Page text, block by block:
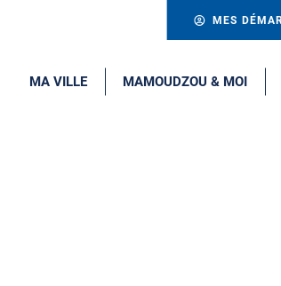
MES
MA VILLE MAMOUDZOU & MOI